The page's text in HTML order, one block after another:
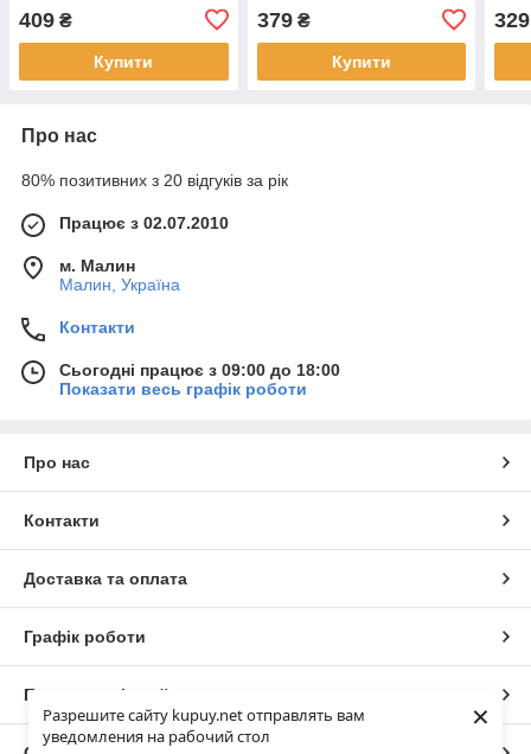
Разрешите сайту kupuy.net отправлять вам
уведомления на рабочий стол
×
409 ₴
Купити
379₴
Купити
329
Про нас
80% позитивних з 20 відгуків за рік
Працює з 02.07.2010
м. Малин
Малин, Україна
Контакти
Сьогодні працює з 09:00 до 18:00
Показати весь графік роботи
Про нас
Контакти
Доставка та оплата
Графік роботи
Повна версія сайту